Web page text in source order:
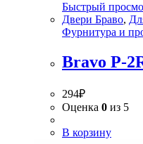
Быстрый
Двери Браво,
Фурнитура и
Bravo P-
294₽
Оценка 0 из 5
В корзину